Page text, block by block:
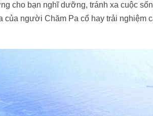
cho bạn nghĩ dưỡng, tránh xa cuộc
người Chăm Pa cổ hay trải nghiệm